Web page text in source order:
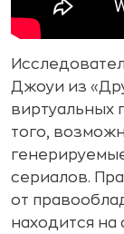
Джоуи из
виртуальных
того,
сериалов.
от
находится на